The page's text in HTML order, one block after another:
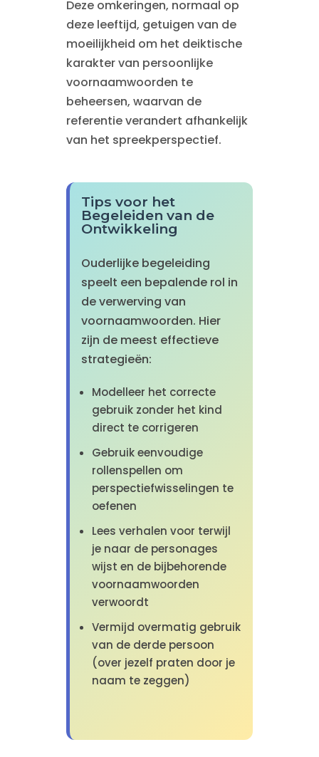
Deze omkeringen, normaal op
deze leeftijd, getuigen van de
moeilijkheid om het deiktische
karakter van persoonlijke
voornaamwoorden te
beheersen, waarvan de
referentie verandert afhankelijk
van het spreekperspectief.
Tips voor het
Begeleiden van de
Ontwikkeling
Ouderlijke begeleiding
speelt een bepalende rol in
de verwerving van
voornaamwoorden. Hier
zijn de meest effectieve
strategieën:
Modelleer het correcte
gebruik zonder het kind
direct te corrigeren
Gebruik eenvoudige
rollenspellen om
perspectiefwisselingen te
oefenen
Lees verhalen voor terwijl
je naar de personages
wijst en de bijbehorende
voornaamwoorden
verwoordt
Vermijd overmatig gebruik
van de derde persoon
(over jezelf praten door je
naam te zeggen)